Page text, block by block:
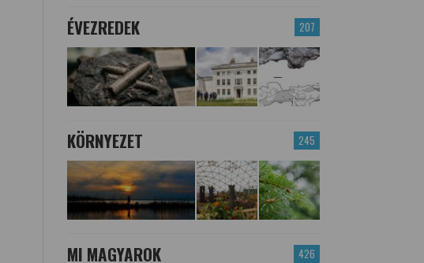
207
ÉVEZREDEK
245
KÖRNYEZET
426
MI MAGYAROK